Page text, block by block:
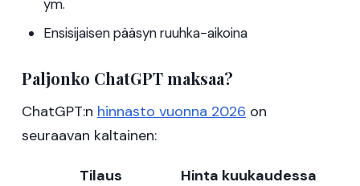
ym.
Ensisijaisen pääsyn ruuhka-aikoina
Paljonko ChatGPT maksaa?
ChatGPT:n hinnasto vuonna 2026 on
seuraavan kaltainen:
Tilaus
Hinta kuukaudessa